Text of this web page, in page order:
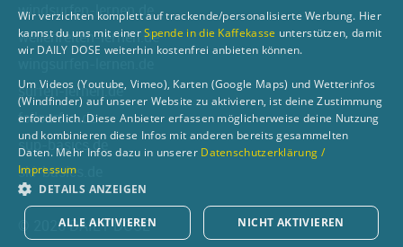
windsurfen-lernen.de
wellenreiten-lernen.de
surfen-lernen.de
foilsurfen.de
sup-basics.de
ski-basics.de
© 2026 DAILY DOSE
GERMAN
Wir verzichten komplett auf trackende/personalisierte Werbung. Hier
kannst du uns mit einerSpende in die Kaffekasse unterstützen, damit
wir DAILY DOSE weiterhin kostenfrei anbieten können.
Um Videos (Youtube, Vimeo), Karten (Google Maps) und Wetterinfos
(Windfinder) auf unserer Website zu aktivieren, ist deine Zustimmung
erforderlich. Diese Anbieter erfassen möglicherweise deine Nutzung
und kombinieren diese Infos mit anderen bereits gesammelten
Daten. Mehr Infos dazu in unserer Datenschutzerklärung /
Impressum
DETAILS ANZEIGEN
ALLE AKTIVIEREN NICHT AKTIVIEREN